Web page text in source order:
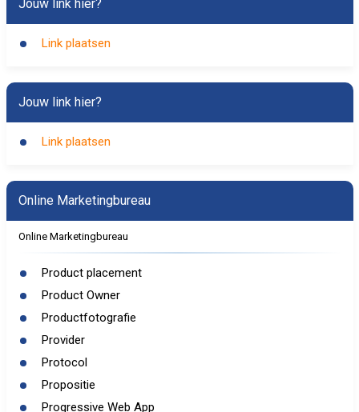
Jouw link hier?
Link plaatsen
Jouw link hier?
Link plaatsen
Online Marketingbureau
Online Marketingbureau
Product placement
Product Owner
Productfotografie
Provider
Protocol
Propositie
Progressive Web App